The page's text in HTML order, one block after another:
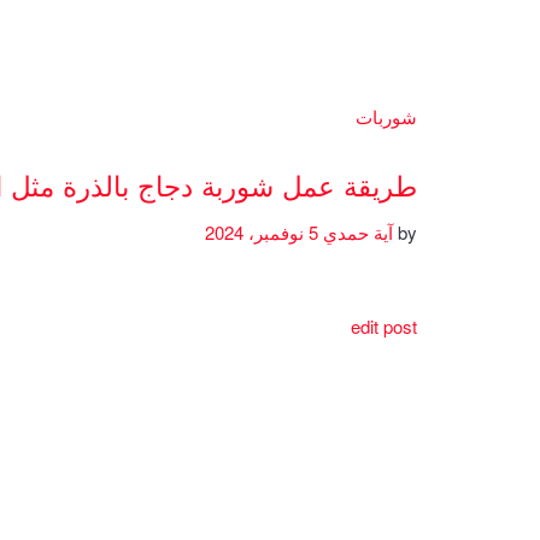
شوربات
طريقة عمل شوربة دجاج بالذرة مثل
byآية حمدي
edit post